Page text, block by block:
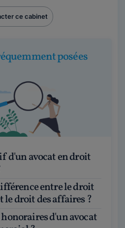
ce cabinet
posées
le droit des affaires ?